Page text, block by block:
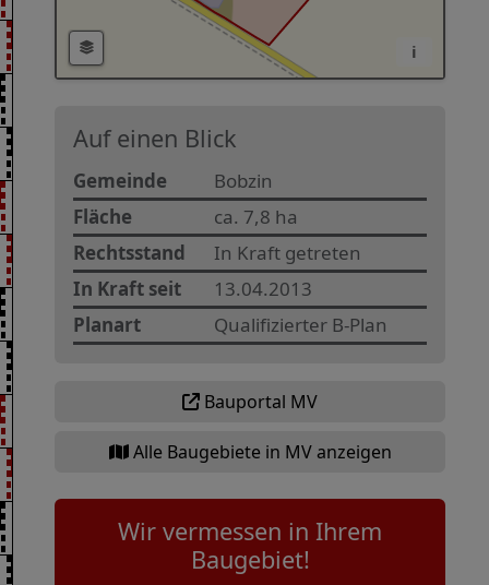
i
Auf einen Blick
Gemeinde
Bobzin
Fläche
ca. 7,8 ha
Rechtsstand
In Kraft getreten
In Kraft seit
13.04.2013
Planart
Qualifizierter B-Plan
Bauportal MV
Alle Baugebiete in MV anzeigen
Wir vermessen in Ihrem
Baugebiet!